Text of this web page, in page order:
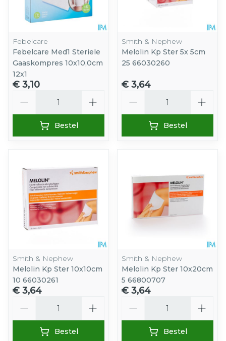
Febelcare
Febelcare Med1 Steriele
Gaaskompres 10x10,0cm
12x1
€ 3,10
Bestel
Smith & Nephew
Melolin Kp Ster 5x 5cm
25 66030260
€ 3,64
Bestel
Smith & Nephew
Melolin Kp Ster 10x10cm
10 66030261
€ 3,64
Bestel
Smith & Nephew
Melolin Kp Ster 10x20cm
5 66800707
€ 3,64
Bestel